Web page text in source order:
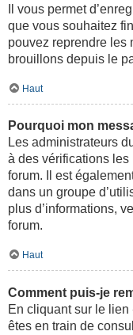
Il vous permet
que vous souhaitez
pouvez reprendre les
brouillons depuis le
Haut
Pourquoi mon
Les administrateurs
à des vérifications
forum. Il est
dans un groupe
plus d’informations,
forum.
Haut
Comment puis-je
En cliquant sur le
êtes en train de